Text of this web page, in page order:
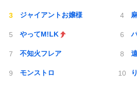
ジャイアントお嬢様
やってM!LK
不知火フレア
モンストロ